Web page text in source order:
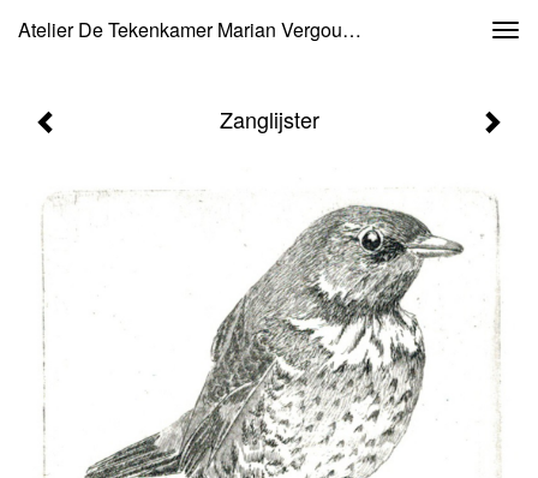
Atelier De Tekenkamer Marian Vergouwen - Zanglijster
Zanglijster